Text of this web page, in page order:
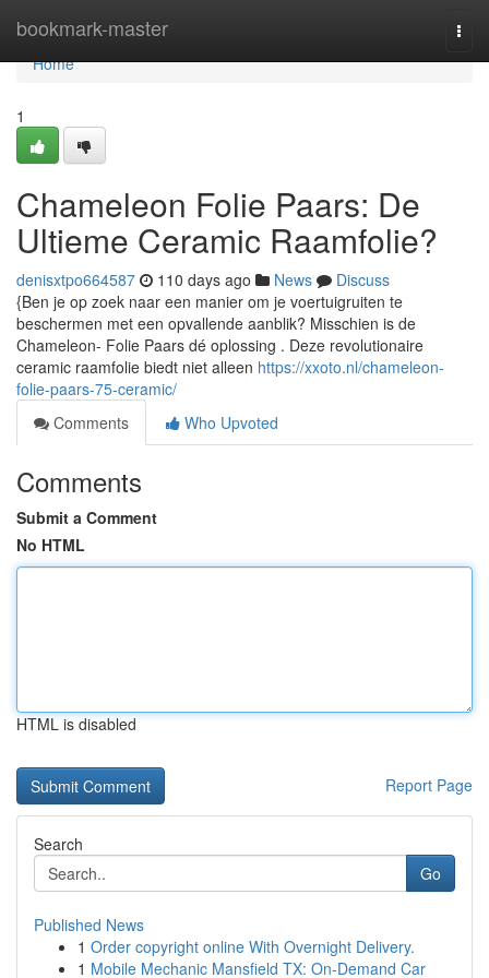
bookmark-master
Home
Home
1
Chameleon Folie Paars: De
Ultieme Ceramic Raamfolie?
denisxtpo664587 110 days ago News
Discuss
{Ben je op zoek naar een manier om je voertuigruiten te
beschermen met een opvallende aanblik? Misschien is de
Chameleon- Folie Paars dé oplossing . Deze revolutionaire
ceramic raamfolie biedt niet alleen https://xxoto.nl/chameleon-
folie-paars-75-ceramic/
Comments
Who Upvoted
Comments
Submit a Comment
No HTML
HTML is disabled
Report Page
Search
Go
Published News
1 Order copyright online With Overnight Delivery.
1 Mobile Mechanic Mansfield TX: On-Demand Car